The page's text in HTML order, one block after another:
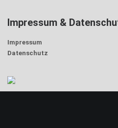
Impressum &
Impressum
Datenschutz